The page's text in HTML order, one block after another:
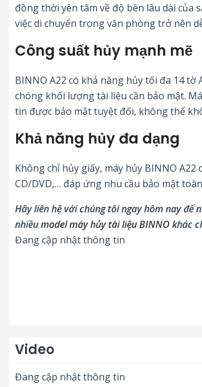
đồng thời yên tâm về độ bền lâu dài của
việc di chuyển trong văn phòng trở nên
Công suất hủy mạnh mẽ
BINNO A22 có khả năng hủy tối đa 14
chóng khối lượng tài liệu cần bảo mật.
tin được bảo mật tuyệt đối, không thể
Khả năng hủy đa dạng
Không chỉ hủy giấy, máy hủy BINNO
CD/DVD,… đáp ứng nhu cầu bảo mật
Hãy liên hệ với chúng tôi ngay hôm nay để
nhiềumodel máy hủy tài liệu BINNO khác
Đang cập nhật thông tin
Video
Đang cập nhật thông tin